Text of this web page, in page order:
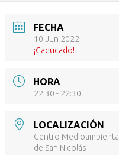
FECHA
10 Jun 2022
¡Caducado!
HORA
22:30 - 22:30
LOCALIZACIÓN
Centro Medioambiental
de San Nicolás